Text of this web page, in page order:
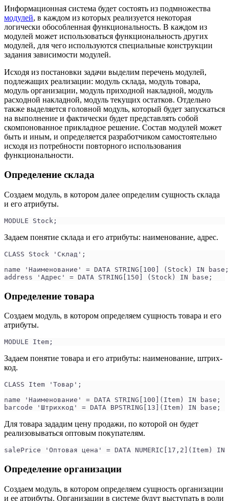
Информационная система будет состоять из подмножества
модулей, в каждом из которых реализуется некоторая
логически обособленная функциональность. В каждом из
модулей может использоваться функциональность других
модулей, для чего используются специальные конструкции
задания зависимости модулей.
Исходя из постановки задачи выделим перечень модулей,
подлежащих реализации: модуль склада, модуль товара,
модуль организации, модуль приходной накладной, модуль
расходной накладной, модуль текущих остатков. Отдельно
также выделяется головной модуль, который будет запускаться
на выполнение и фактически будет представлять собой
скомпонованное прикладное решение. Состав модулей может
быть и иным, и определяется разработчиком самостоятельно
исходя из потребности повторного использования
функциональности.
Определение склада
Создаем модуль, в котором далее определим сущность склада
и его атрибуты.
MODULE Stock;
Задаем понятие склада и его атрибуты: наименование, адрес.
CLASS Stock 'Склад';
name 'Наименование' = DATA STRING[100] (Stock) IN base;
address 'Адрес' = DATA STRING[150] (Stock) IN base;
Определение товара
Создаем модуль, в котором определяем сущность товара и его
атрибуты.
MODULE Item;
Задаем понятие товара и его атрибуты: наименование, штрих-
код.
CLASS Item 'Товар';
name 'Наименование' = DATA STRING[100](Item) IN base;
barcode 'Штрихкод' = DATA BPSTRING[13](Item) IN base;
Для товара зададим цену продажи, по которой он будет
реализовываться оптовым покупателям.
salePrice 'Оптовая цена' = DATA NUMERIC[17,2](Item) IN
Определение организации
Создаем модуль, в котором определяем сущность организации
и ее атрибуты. Организации в системе будут выступать в роли